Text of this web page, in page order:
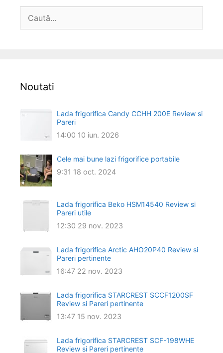
după:
Noutati
Lada frigorifica Candy CCHH 200E Review si
Pareri
14:00 10 iun. 2026
Cele mai bune lazi frigorifice portabile
9:31 18 oct. 2024
Lada frigorifica Beko HSM14540 Review si
Pareri utile
12:30 29 nov. 2023
Lada frigorifica Arctic AHO20P40 Review si
Pareri pertinente
16:47 22 nov. 2023
Lada frigorifica STARCREST SCCF1200SF
Review si Pareri pertinente
13:47 15 nov. 2023
Lada frigorifica STARCREST SCF-198WHE
Review si Pareri pertinente